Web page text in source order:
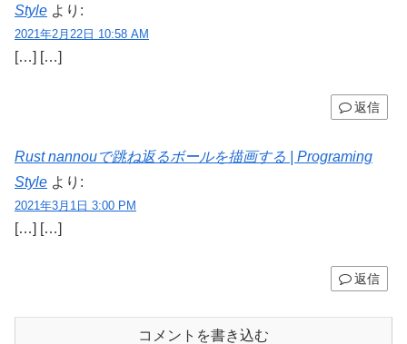
Style より:
2021年2月22日 10:58 AM
[…] […]
返信
Rust nannouで跳ね返るボールを描画する | Programing
Style より:
2021年3月1日 3:00 PM
[…] […]
返信
コメントを書き込む